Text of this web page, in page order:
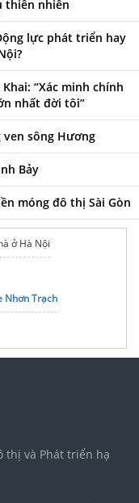
thiên nhiên
lực phát triển hay
“Xác minh chính
nhất đời tôi”
ven sông Hương
Bảy
móng đô thị Sài Gòn
ở Hà Nội
Nhơn Trạch
thị và Phát triển hạ